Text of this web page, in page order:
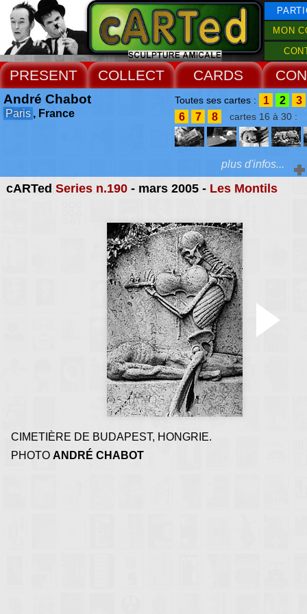
MON
PRESENT COLLECT CARDS
cARTed Series n.190- mars 2005 - Les Montils
CIMETIÈRE DE BUDAPEST, HONGRIE.
PHOTO ANDRÉ CHABOT
André Chabot
Paris , France
Toutes ses cartes : 1 2
3
6
7 8 cartes 16 à 30 :
Extras :
photographe, il
tombes, mausolées,
cénotaphes et
recueil
d'architectures
symbolismes,
d'érotismes,
métaphysique, de
d'oublis
plus d'infos...